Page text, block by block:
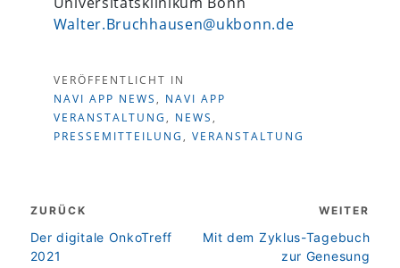
Walter.Bruchhausen@ukbonn.de
VERÖFFENTLICHT IN
NAVI APP NEWS , NAVI APP
VERANSTALTUNG , NEWS ,
PRESSEMITTEILUNG , VERANSTALTUNG
ZURÜCK
zurück
Der digitale OnkoTreff
2021
WEITER
weiter
Mit dem Zyklus-Tagebuch
zur Genesung